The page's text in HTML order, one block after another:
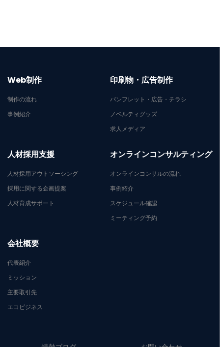
Web制作
制作の流れ
事例紹介
印刷物・広告制作
パンフレット・広告・チラシ
ノベルティグッズ
求人メディア
人材採用支援
人材採用アウトソーシング
採用に関する企画提案
人材育成サポート
オンラインコンサルティング
オンラインコンサルの流れ
事例紹介
スケジュール確認
ミーティング予約
会社概要
代表紹介
ミッション
主要取引先
エコビジネス